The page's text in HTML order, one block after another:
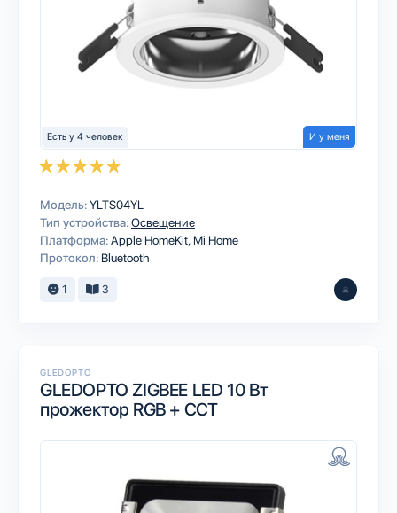
Есть у 4 человек И у меня
Модель:YLTS04YL
Тип устройства:Освещение
Платформа:Apple HomeKit Mi Home
Протокол: Bluetooth
1 3
GLEDOPTO
GLEDOPTO ZIGBEE LED 10 Вт
прожектор RGB + CCT